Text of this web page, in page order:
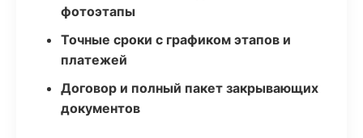
фотоэтапы
Точные сроки с графиком этапов и
платежей
Договор и полный пакет закрывающих
документов